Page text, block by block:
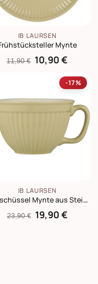
IB LAURSEN
Mynte
11,90 € 10,90 €
-17%
IB LAURSEN
Rührschüssel Mynte aus Steingut
23,90 € 19,90 €